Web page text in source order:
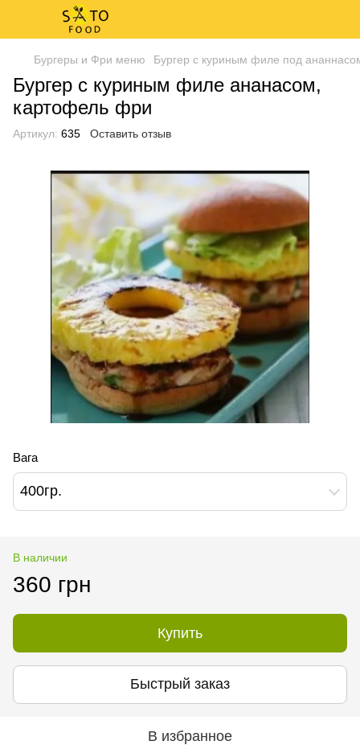
Бургеры и Фри меню Бургер с куриным филе под
Бургер с куриным филе ананасом,
картофель фри
Артикул: 635 Оставить отзыв
Вага
400гр.
В наличии
360 грн
Купить
Быстрый заказ
В избранное